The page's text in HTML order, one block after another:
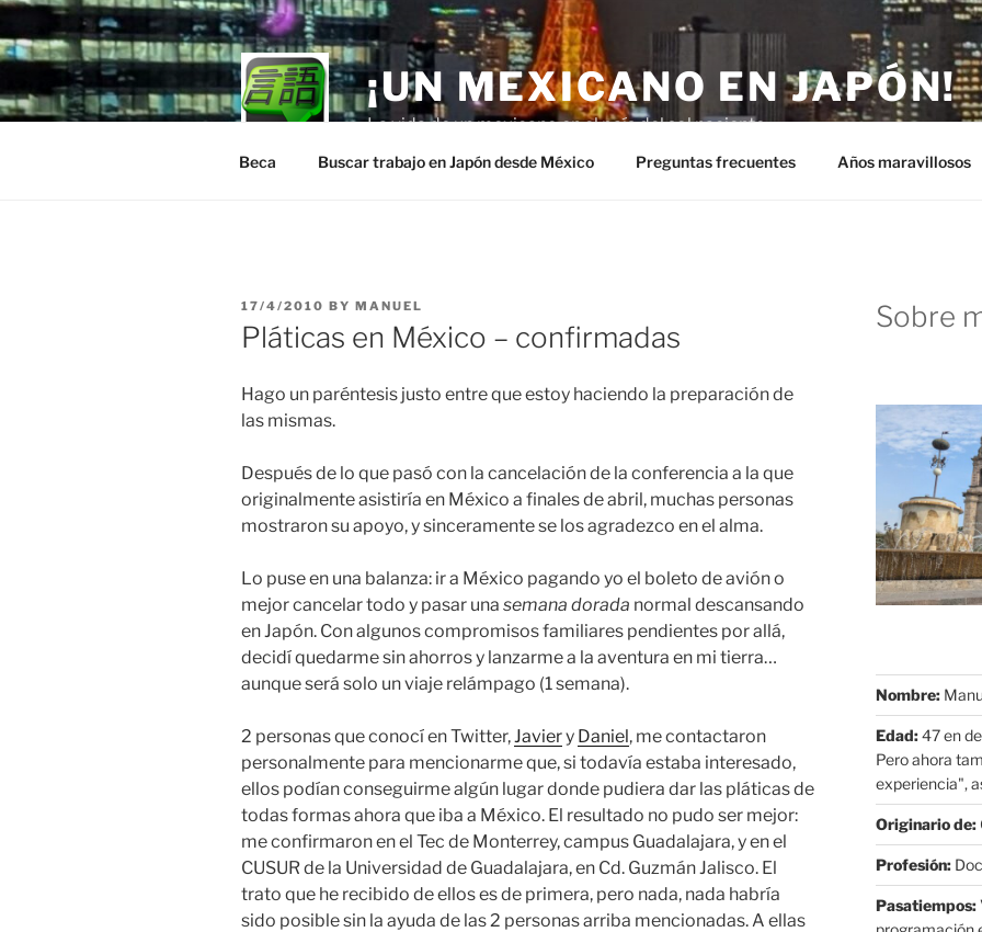
Skip
to
content
¡UN MEXICANO EN JAPÓN!
La vida de un mexicano en el país del sol naciente.
Beca Buscar trabajo en Japón desde México Preguntas frecuentes Años maravillosos
POSTED
ON
17/4/2010 BY MANUEL
Pláticas en México – confirmadas
Hago un paréntesis justo entre que estoy haciendo la preparación de
las mismas.
Después de lo que pasó con la cancelación de la conferencia a la que
originalmente asistiría en México a finales de abril, muchas personas
mostraron su apoyo, y sinceramente se los agradezco en el alma.
Lo puse en una balanza: ir a México pagando yo el boleto de avión o
mejor cancelar todo y pasar una semana dorada normal descansando
en Japón. Con algunos compromisos familiares pendientes por allá,
decidí quedarme sin ahorros y lanzarme a la aventura en mi tierra…
aunque será solo un viaje relámpago (1 semana).
2 personas que conocí en Twitter,Javiery Daniel, me contactaron
personalmente para mencionarme que, si todavía estaba interesado,
ellos podían conseguirme algún lugar donde pudiera dar las pláticas de
todas formas ahora que iba a México. El resultado no pudo ser mejor:
me confirmaron en el Tec de Monterrey, campus Guadalajara, y en el
CUSUR de la Universidad de Guadalajara, en Cd. Guzmán Jalisco. El
trato que he recibido de ellos es de primera, pero nada, nada habría
sido posible sin la ayuda de las 2 personas arriba mencionadas. A ellas
Sobre
Nombre:
Edad:47 en
Pero ahora
experiencia",
Originario de:
Profesión:
Pasatiempos: